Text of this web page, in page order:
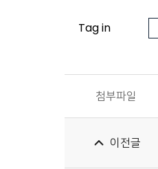
Tag in
첨부파일
이전글